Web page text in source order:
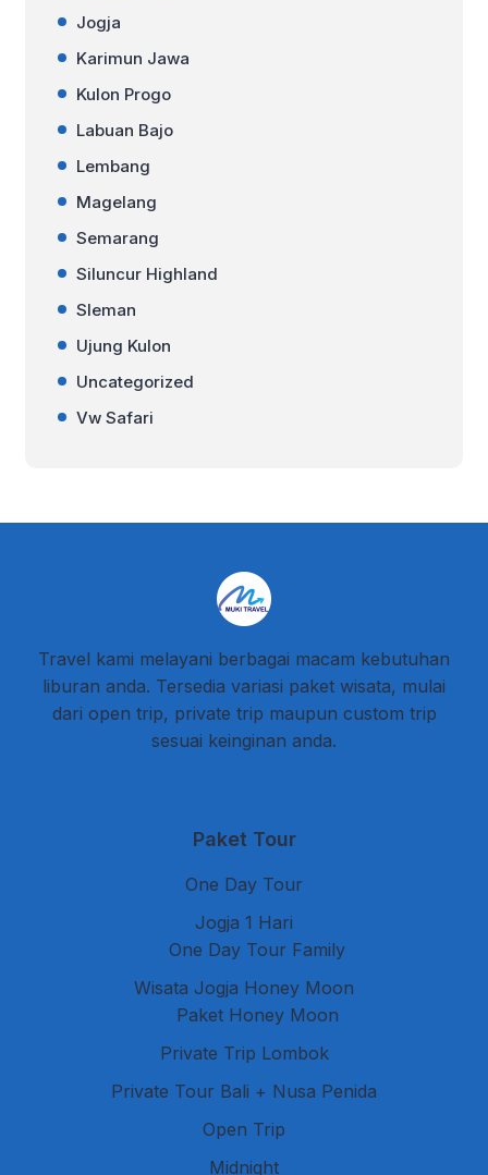
Jogja
Karimun Jawa
Kulon Progo
Labuan Bajo
Lembang
Magelang
Semarang
Siluncur Highland
Sleman
Ujung Kulon
Uncategorized
Vw Safari
Travel kami melayani berbagai macam kebutuhan
liburan anda. Tersedia variasi paket wisata, mulai
dari open trip, private trip maupun custom trip
sesuai keinginan anda.
Paket Tour
One Day Tour
Jogja 1 Hari
One Day Tour Family
Wisata Jogja Honey Moon
Paket Honey Moon
Private Trip Lombok
Private Tour Bali + Nusa Penida
Open Trip
Midnight